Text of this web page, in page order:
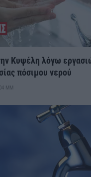
Κυψέλη λόγω
πόσιμου νερού
ΜΜ